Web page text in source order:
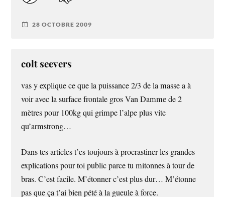
28 OCTOBRE 2009
colt seevers
vas y explique ce que la puissance 2/3 de la masse a à
voir avec la surface frontale gros Van Damme de 2
mètres pour 100kg qui grimpe l’alpe plus vite
qu’armstrong…
Dans tes articles t’es toujours à procrastiner les grandes
explications pour toi public parce tu mitonnes à tour de
bras. C’est facile. M’étonner c’est plus dur… M’étonne
pas que ça t’ai bien pété à la gueule à force.